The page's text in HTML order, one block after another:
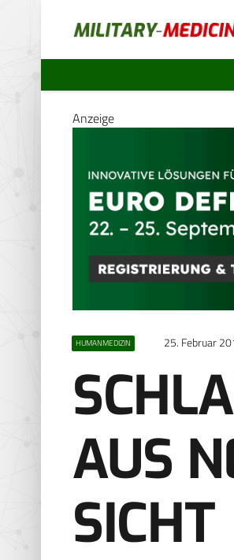
Anzeige
HUMANMEDIZIN 25. Februar
AUS
SICHT